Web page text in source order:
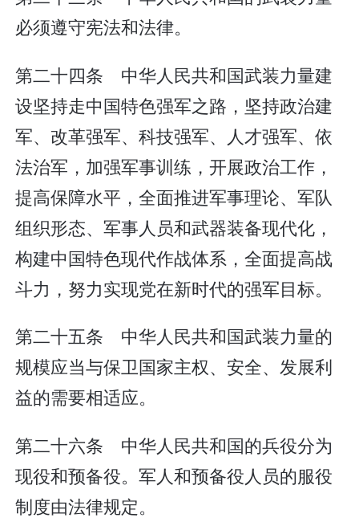
必须遵守宪法和法律。
第二十四条 中华人民共和国武装力量建
设坚持走中国特色强军之路，坚持政治建
军、改革强军、科技强军、人才强军、依
法治军，加强军事训练，开展政治工作，
提高保障水平，全面推进军事理论、军队
组织形态、军事人员和武器装备现代化，
构建中国特色现代作战体系，全面提高战
斗力，努力实现党在新时代的强军目标。
第二十五条 中华人民共和国武装力量的
规模应当与保卫国家主权、安全、发展利
益的需要相适应。
第二十六条 中华人民共和国的兵役分为
现役和预备役。军人和预备役人员的服役
制度由法律规定。